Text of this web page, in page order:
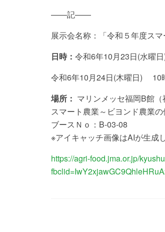
——記——
展示会名称：「令和５年度ス
日時： 令和6年10月23日(水曜
令和6年10月24日(木曜日) 10
場所： マリンメッセ福岡B館（
スマート農業～ビヨンド農業
ブースＮｏ：B-03-08
※アイキャッチ画像はAIが生成
https://agri-food.jma.or.jp/